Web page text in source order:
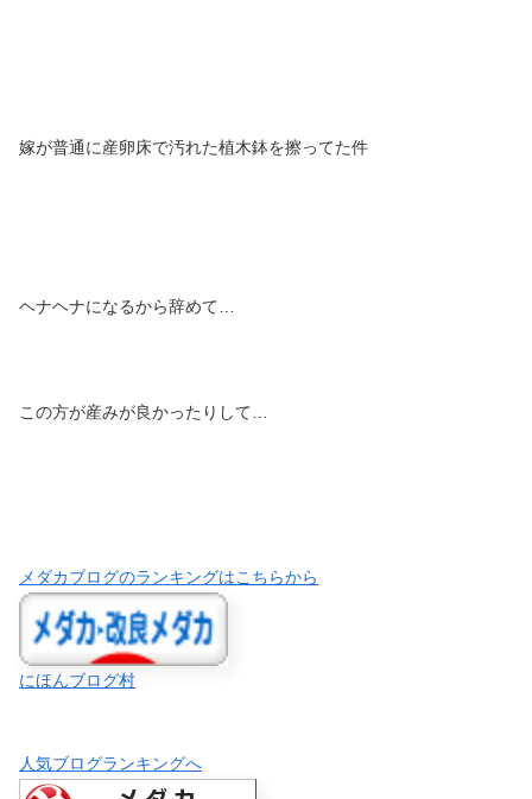
嫁が普通に産卵床で汚れた植木鉢を擦ってた件
ヘナヘナになるから辞めて…
この方が産みが良かったりして…
メダカブログのランキングはこちらから
にほんブログ村
人気ブログランキングへ